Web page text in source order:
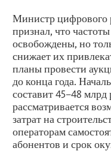
Министр цифрового
признал, что
освобождены, но
снижает их
планы провести
до конца года.
составит 45–48
рассматривается
затрат на
операторам
абонентов и срок